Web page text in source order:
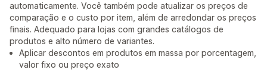
automaticamente. Você também pode atualizar os preços de
comparação e o custo por item, além de arredondar os preços
finais. Adequado para lojas com grandes catálogos de
produtos e alto número de variantes.
Aplicar descontos em produtos em massa por porcentagem,
valor fixo ou preço exato